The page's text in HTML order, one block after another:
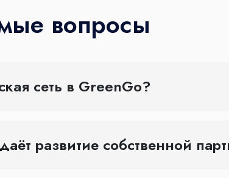
вопросы
сеть в GreenGo?
развитие собственной